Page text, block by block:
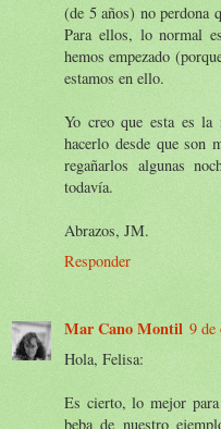
(de 5 años) no perdona
Para ellos, lo normal
hemos empezado
estamos en ello.
Yo creo que esta es la
hacerlo desde que son
regañarlos algunas
todavía.
Abrazos, JM.
Responder
Mar Cano Montil 9 de
Hola, Felisa:
Es cierto, lo mejor
beba de nuestro